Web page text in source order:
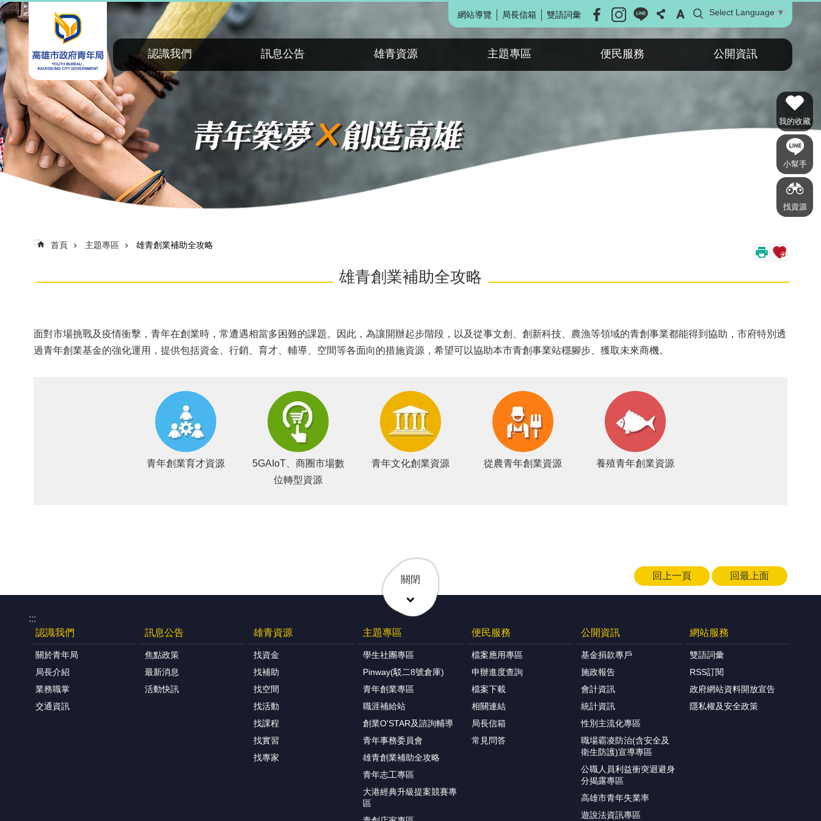
跳到主要內容區塊 網站導覽 局長信箱 雙語詞彙 Select Language ▼
認識我們 訊息公告 雄青資源 主題專區 便民服務 公開資訊
我的收藏
小幫手
找資源
::: 首頁 主題專區 雄青創業補助全攻略
雄青創業補助全攻略
面對市場挑戰及疫情衝擊，青年在創業時，常遭遇相當多困難的課題。因此，為讓開辦起步階段，以及從事文創、創新科技、農漁等領域的青創事業都能得到協助，市府特別透
過青年創業基金的強化運用，提供包括資金、行銷、育才、輔導、空間等各面向的措施資源，希望可以協助本市青創事業站穩腳步、獲取未來商機。
青年創業育才資源
5GAIoT、商圈市場數
位轉型資源
青年文化創業資源 從農青年創業資源 養殖青年創業資源
回上一頁 回最上面
關閉
:::
認識我們
關於青年局
局長介紹
業務職掌
交通資訊
訊息公告
焦點政策
最新消息
活動快訊
雄青資源
找資金
找補助
找空間
找活動
找課程
找實習
找專家
主題專區
學生社團專區
Pinway(駁二8號倉庫)
青年創業專區
職涯補給站
創業O'STAR及諮詢輔導
青年事務委員會
雄青創業補助全攻略
青年志工專區
大港經典升級提案競賽專
區
便民服務
檔案應用專區
申辦進度查詢
檔案下載
相關連結
局長信箱
常見問答
公開資訊
基金捐款專戶
施政報告
會計資訊
統計資訊
性別主流化專區
職場霸凌防治(含安全及
衛生防護)宣導專區
公職人員利益衝突迴避身
分揭露專區
高雄市青年失業率
遊說法資訊專區
網站服務
雙語詞彙
RSS訂閱
政府網站資料開放宣告
隱私權及安全政策